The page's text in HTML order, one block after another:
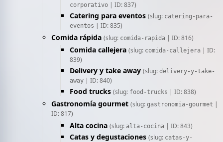
corporativo | ID: 837)
Catering para eventos (slug: catering-para-
eventos | ID: 835)
Comida rápida (slug: comida-rapida | ID: 816)
Comida callejera (slug: comida-callejera | ID:
839)
Delivery y take away (slug: delivery-y-take-
away | ID: 840)
Food trucks (slug: food-trucks | ID: 838)
Gastronomía gourmet (slug: gastronomia-gourmet |
ID: 817)
Alta cocina (slug: alta-cocina | ID: 843)
Catas y degustaciones (slug: catas-y-